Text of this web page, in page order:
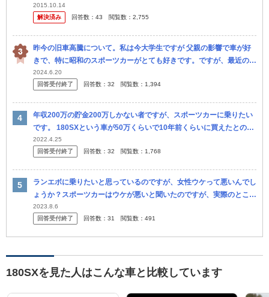
ア(シルビアS13と180sxを合わせた車) 走行距離5.6万km 年式
2015.10.14
解決済み
回答数： 43 閲覧数： 2,755
昨今の旧車高騰について。私は今大学生ですが 父親の影響で車が好
きで、特に昭和のスポーツカーがとても好きです。ですが、最近の旧
車高騰には怒り心頭です。私の父親が若い頃は、 シルビアやR32、
フェア...
2024.6.20
回答受付終了
回答数： 32 閲覧数： 1,394
年収200万の貯金200万しかない者ですが、スポーツカーに乗りたい
です。 180SXという車が50万くらいで10年前くらいに買えたとのこ
とですが、カーセンサーなどではなぜか高いです。 どこに行け...
2022.4.25
回答受付終了
回答数： 32 閲覧数： 1,768
ランエボに乗りたいと思っているのですが、女性ウケって悪いんでし
ょうか？スポーツカーはウケが悪いと聞いたのですが、実際のところ
どうなのか気になります。 (MR-2、70スープラ、180SXなどもど...
2023.8.6
回答受付終了
回答数： 31 閲覧数： 491
180SXを見た人はこんな車と比較しています